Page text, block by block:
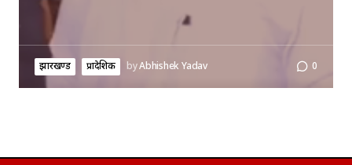
झारखण्ड प्रादेशिक byAbhishek Yadav 0